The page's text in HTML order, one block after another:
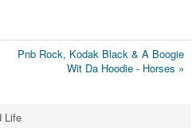
Pnb Rock, Kodak Black & A Boogie
Wit Da Hoodie - Horses »
Life